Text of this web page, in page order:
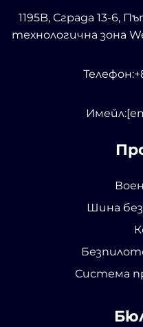
1195B, Сграда 13-6,
технологична зона
Телефон:
Имейл:
Шина
Система